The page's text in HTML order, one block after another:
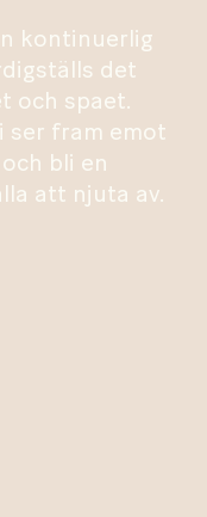
kontinuerlig
det
och spaet.
ser fram emot
bli en
att njuta av.